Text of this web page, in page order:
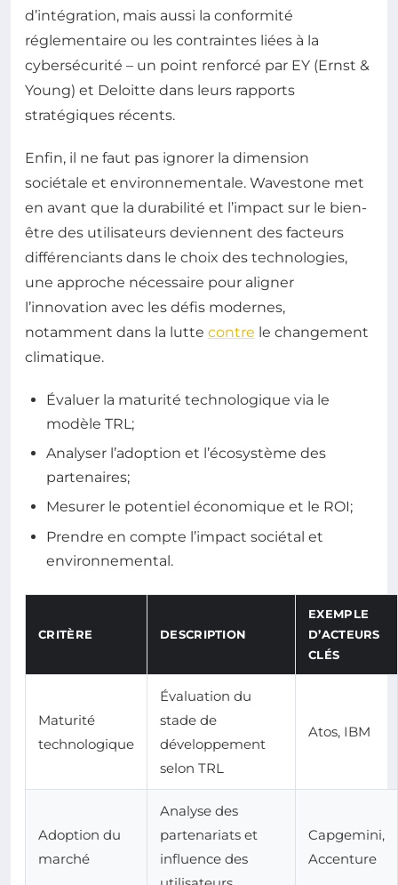
d’intégration, mais aussi la conformité
réglementaire ou les contraintes liées à la
cybersécurité – un point renforcé par EY (Ernst &
Young) et Deloitte dans leurs rapports
stratégiques récents.
Enfin, il ne faut pas ignorer la dimension
sociétale et environnementale. Wavestone met
en avant que la durabilité et l’impact sur le bien-
être des utilisateurs deviennent des facteurs
différenciants dans le choix des technologies,
une approche nécessaire pour aligner
l’innovation avec les défis modernes,
notamment dans la lutte contre le changement
climatique.
Évaluer la maturité technologique via le
modèle TRL;
Analyser l’adoption et l’écosystème des
partenaires;
Mesurer le potentiel économique et le ROI;
Prendre en compte l’impact sociétal et
environnemental.
CRITÈRE DESCRIPTION
EXEMPLE
D’ACTEURS
CLÉS
Maturité
technologique
Évaluation du
stade de
développement
selon TRL
Atos, IBM
Adoption du
marché
Analyse des
partenariats et
influence des
Capgemini,
Accenture